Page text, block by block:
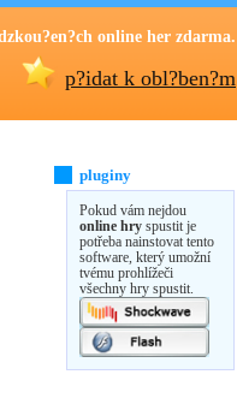
online her zdarma.
p?idat k obl?ben?m
pluginy
Pokud vám nejdou
online hry spustit je
potřeba nainstovat tento
software, který umožní
tvému prohlížeči
všechny hry spustit.